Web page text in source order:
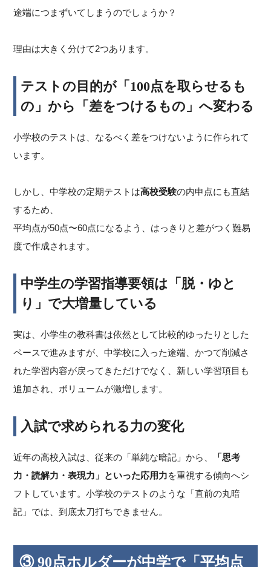
途端につまずいてしまうのでしょうか？
理由は大きく分けて2つあります。
テストの目的が「100点を取らせるも
の」から「差をつけるもの」へ変わる
小学校のテストは、なるべく差をつけないように作られて
います。
しかし、中学校の定期テストは高校受験の内申点にも直結
するため、
平均点が50点〜60点になるよう、はっきりと差がつく難易
度で作成されます。
中学生の学習指導要領は「脱・ゆと
り」で大増量している
実は、小学生の教科書は依然として比較的ゆったりとした
ペースで進みますが、中学校に入った途端、かつて削減さ
れた学習内容が戻ってきただけでなく、新しい学習項目も
追加され、ボリュームが激増します。
入試で求められる力の変化
近年の高校入試は、従来の「単純な暗記」から、
「思考
力・読解力・表現力」といった応用力を重視する傾向へシ
フトしています。小学校のテストのような「直前の丸暗
記」では、到底太刀打ちできません。
③ 90点ホルダーが中学で「平均点